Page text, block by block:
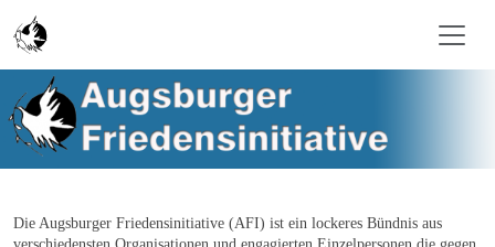
Skip to main content
Die Augsburger Friedensinitiative (AFI) ist ein lockeres Bündnis aus
verschiedensten Organisationen und engagierten Einzelpersonen die gegen